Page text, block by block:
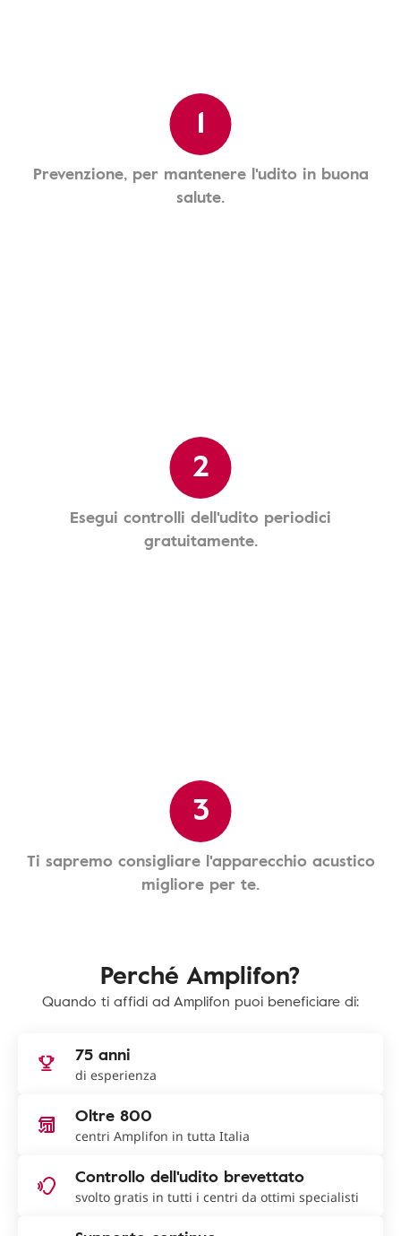
1
Prevenzione, per mantenere l'udito in buona
salute.
2
Esegui controlli dell'udito periodici
gratuitamente.
3
Ti sapremo consigliare l'apparecchio acustico
migliore per te.
Perché Amplifon?
Quando ti affidi ad Amplifon puoi beneficiare di:
75 anni
di esperienza
Oltre 800
centri Amplifon in tutta Italia
Controllo dell'udito brevettato
svolto gratis in tutti i centri da ottimi specialisti